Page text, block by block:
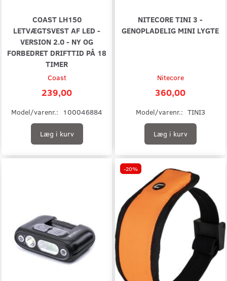
COAST LH150
LETVÆGTSVEST AF LED -
VERSION 2.0 - NY OG
FORBEDRET DRIFTTID PÅ 18
TIMER
Coast
239,00
Model/varenr.: 100046884
Læg i kurv
NITECORE TINI 3 -
GENOPLADELIG MINI LYGTE
Nitecore
360,00
Model/varenr.: TINI3
Læg i kurv
-20%